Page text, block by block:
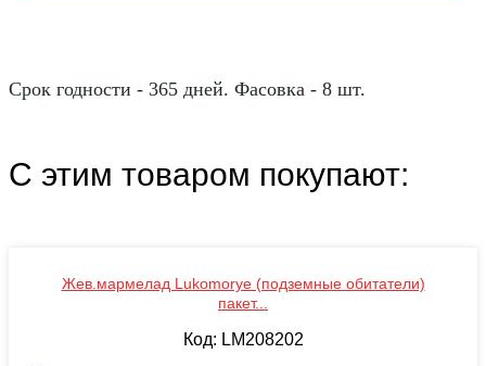
Срок годности - 365 дней. Фасовка - 8 шт.
С этим товаром покупают:
Жев.мармелад Lukomorye (подземные обитатели)
пакет...
Код: LM208202